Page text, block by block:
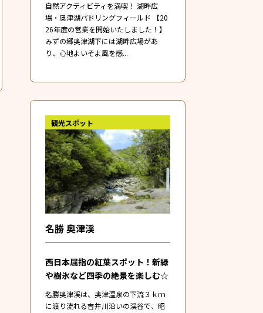
自然アクティビティを満喫！ 湖畔広
場・奥津湖パドリングフィールド 【20
26年度の営業を開始いたしました！】
みずの郷奥津湖下には湖畔広場があ
り、心地よいそよ風を感...
観光スポット
名勝 奥津渓
西日本屈指の紅葉スポット！新緑
や樹氷など四季の絶景を楽しむ☆
名勝奥津渓は、奥津温泉の下流３ｋｍ
に渡り流れる吉井川沿いの渓谷で、昭